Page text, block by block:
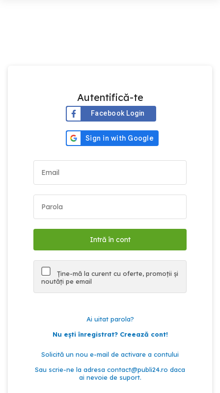
Autentifică-te
Facebook Login
Ține-mă la curent cu oferte, promoții și
noutăți pe email
Ai uitat parola?
Nu ești înregistrat? Creează cont!
Solicită un nou e-mail de activare a contului
Sau scrie-ne la adresa contact@publi24.ro daca
ai nevoie de suport.